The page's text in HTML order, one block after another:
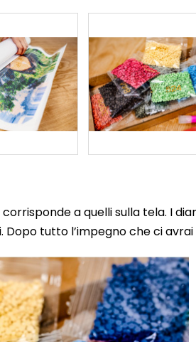
a quelli sulla tela. I
tutto l’impegno che ci